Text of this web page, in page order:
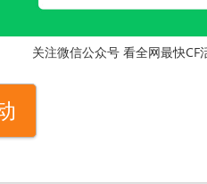
关注微信公众号 看全网最快CF